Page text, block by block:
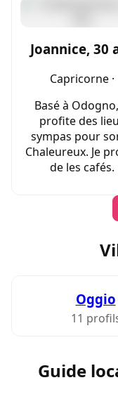
Joannice, 30
Capricorne ·
Basé à
profite des
sympas pour
Chaleureux. Je
de les cafés.
Oggio
11
Guide